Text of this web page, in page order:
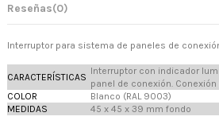
Reseñas(0)
Interruptor para sistema de paneles de
CARACTERÍSTICAS
Interruptor con indicador
panel de conexión.
COLOR
Blanco (RAL 9003)
MEDIDAS
45 x 45 x 39 mm fondo